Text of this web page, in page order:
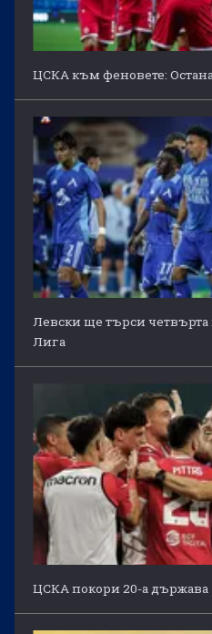
ЦСКА към феновете:
Левски ще търси четвърта
Лига
ЦСКА покори 20-а държава